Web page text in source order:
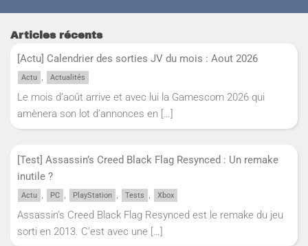
Articles récents
[Actu] Calendrier des sorties JV du mois : Aout 2026
Actu , Actualités
Le mois d’août arrive et avec lui la Gamescom 2026 qui
amènera son lot d’annonces en […]
[Test] Assassin’s Creed Black Flag Resynced : Un remake
inutile ?
Actu , PC , PlayStation , Tests , Xbox
Assassin’s Creed Black Flag Resynced est le remake du jeu
sorti en 2013. C’est avec une […]